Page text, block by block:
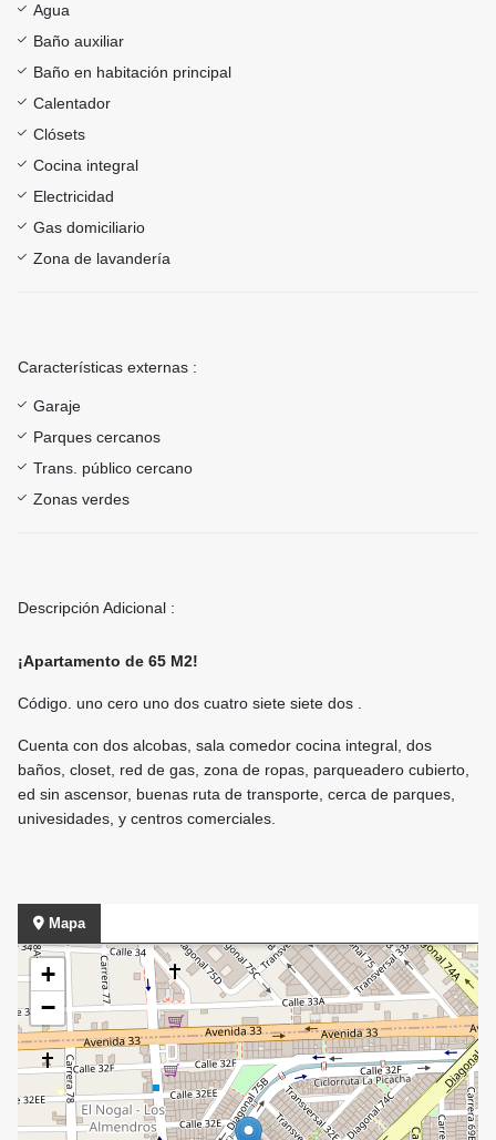
Agua
Baño auxiliar
Baño en habitación principal
Calentador
Clósets
Cocina integral
Electricidad
Gas domiciliario
Zona de lavandería
Características externas :
Garaje
Parques cercanos
Trans. público cercano
Zonas verdes
Descripción Adicional :
¡Apartamento de 65 M2!
Código. uno cero uno dos cuatro siete siete dos .
Cuenta con dos alcobas, sala comedor cocina integral, dos
baños, closet, red de gas, zona de ropas, parqueadero cubierto,
ed sin ascensor, buenas ruta de transporte, cerca de parques,
univesidades, y centros comerciales.
Mapa
+
−